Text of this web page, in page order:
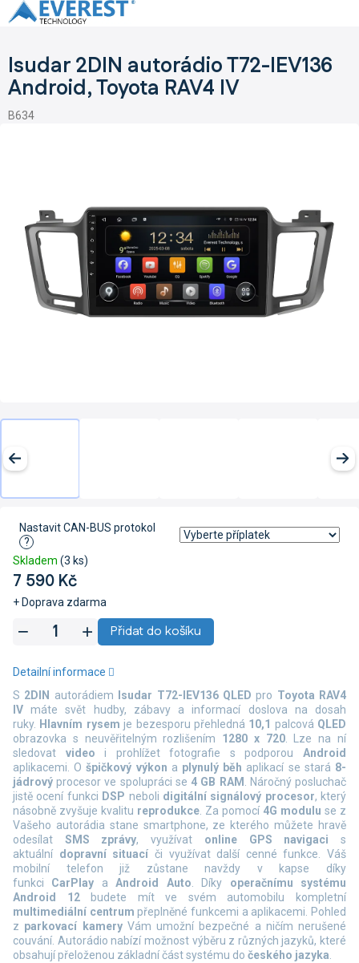
Přejít
na
Isudar 2DIN autorádio T72-IEV136
Android, Toyota RAV4 IV
B634
7 590 Kč
+ Doprava zdarma
Skladem (3 ks)
Nastavit CAN-BUS protokol
?
Přidat do košíku
S 2DIN autorádiem Isudar T72-IEV136 QLEDpro Toyota RAV4
IV máte svět hudby, zábavy a informací doslova na dosah
ruky. Hlavním rysem je bezesporu přehledná 10,1 palcová QLED
obrazovka s neuvěřitelným rozlišením 1280 x 720. Lze na ní
sledovat video i prohlížet fotografie s podporouAndroid
aplikacemi. Ošpičkový výkon a plynulý běh aplikací se stará 8-
jádrový procesor ve spolupráci se 4 GB RAM . Náročný posluchač
jistě ocení funkci DSP neboli digitální signálový procesor, který
násobně zvyšuje kvalitu reprodukce. Za pomocí 4G modulu se z
Vašeho autorádia stane smartphone, ze kterého můžete hravě
odesílat SMS zprávy, využívat online GPS navigaci s
aktuální dopravní situací či využívat další cenné funkce. Váš
mobilní telefon již zůstane navždy v kapse díky
funkci CarPlay a Android Auto. Díky operačnímu systému
Android 12budete mít ve svém automobilu kompletní
multimediální centrum přeplněné funkcemi a aplikacemi. Pohled
z parkovací kameryVám umožní bezpečné a ničím nerušené
couvání. Autorádio nabízí možnost výběru z různých jazyků, které
obsahují přeloženou základní část systému do českého jazyka.
Detailní informace